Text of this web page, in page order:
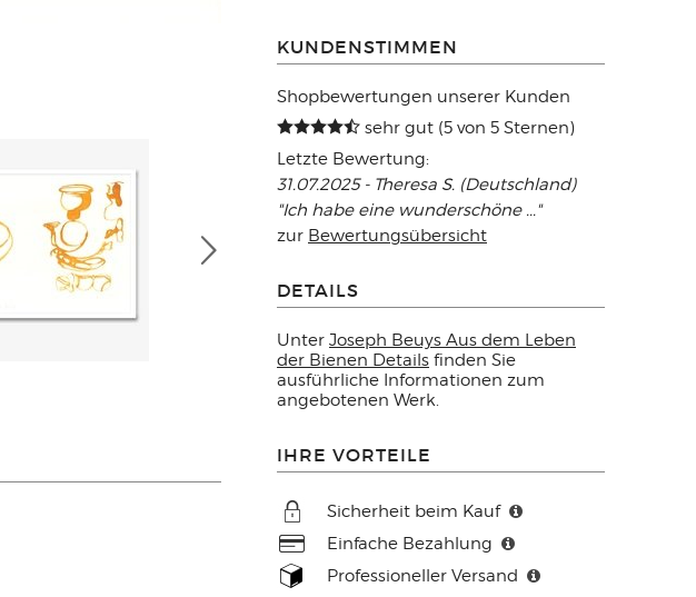
KUNDENSTIMMEN
Shopbewertungen unserer Kunden
sehr gut (5 von 5 Sternen)
Letzte Bewertung:
31.07.2025 - Theresa S. (Deutschland)
"Ich habe eine wunderschöne ..."
zur Bewertungsübersicht
DETAILS
Unter Joseph Beuys Aus dem Leben
der Bienen Details finden Sie
ausführliche Informationen zum
angebotenen Werk.
IHRE VORTEILE
Sicherheit beim Kauf
Einfache Bezahlung
Professioneller Versand